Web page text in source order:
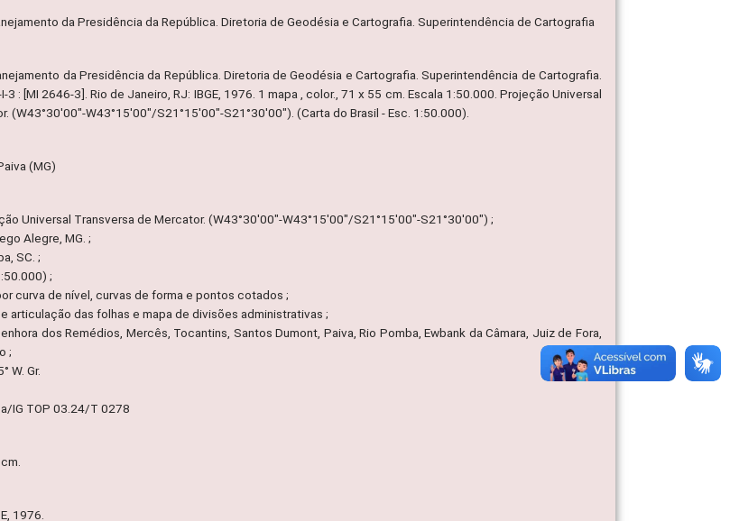
da Presidência da República. Diretoria de Geodésia e Cartografia. Superintendência de Cartografia
da Presidência da República. Diretoria de Geodésia e Cartografia. Superintendência de Cartografia.
3 : [MI 2646-3]. Rio de Janeiro, RJ: IBGE, 1976. 1 mapa , color., 71 x 55 cm. Escala 1:50.000. Projeção Universal
(W43°30'00"-W43°15'00"/S21°15'00"-S21°30'00"). (Carta do Brasil - Esc. 1:50.000).
(MG)
Universal Transversa de Mercator. (W43°30'00"-W43°15'00"/S21°15'00"-S21°30'00") ;
Alegre, MG. ;
SC. ;
;
curva de nível, curvas de forma e pontos cotados ;
articulação das folhas e mapa de divisões administrativas ;
dos Remédios, Mercês, Tocantins, Santos Dumont, Paiva, Rio Pomba, Ewbank da Câmara, Juiz de Fora,
;
W. Gr.
IG TOP 03.24/T 0278
1976.